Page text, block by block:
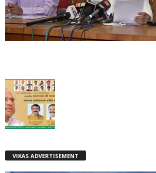
VIKAS ADVERTISEMENT